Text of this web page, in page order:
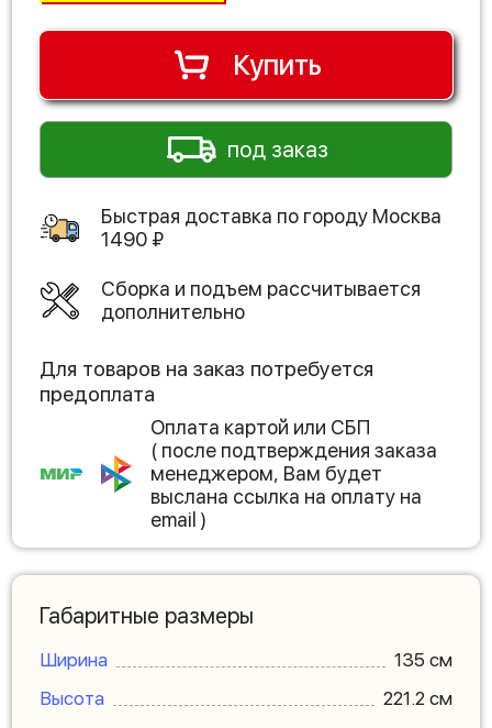
Купить
под заказ
Быстрая доставка по городу Москва
1490 ₽
Сборка и подъем рассчитывается
дополнительно
Для товаров на заказ потребуется
предоплата
Оплата картой или СБП
( после подтверждения заказа
менеджером, Вам будет
выслана ссылка на оплату на
email )
Габаритные размеры
Ширина
135 см
Высота
221.2 см